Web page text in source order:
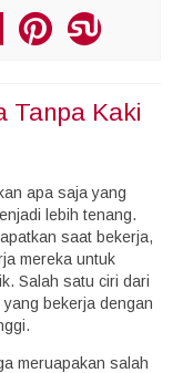
Tanpa Kaki
apa saja yang
lebih tenang.
saat bekerja,
mereka untuk
Salah satu ciri dari
bekerja dengan
meruapakan salah